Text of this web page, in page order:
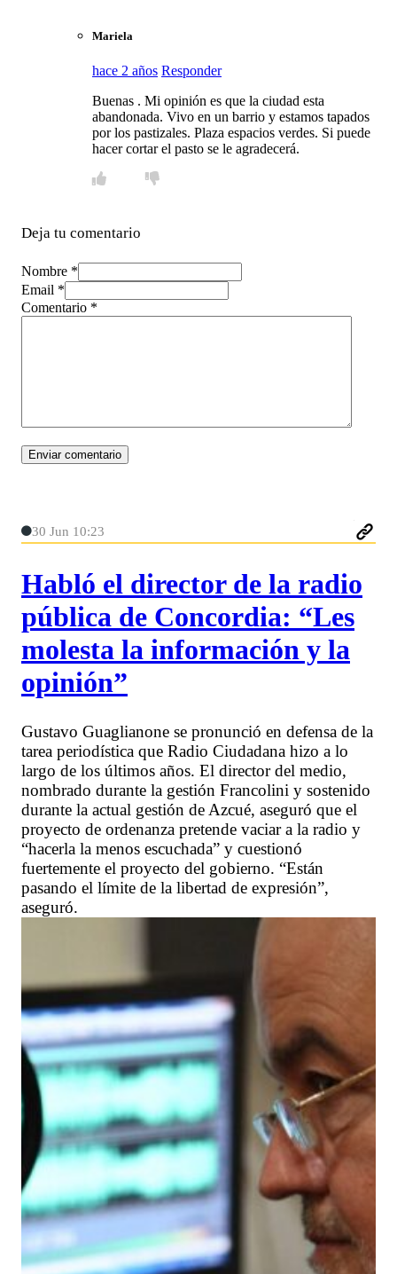
Mariela
hace 2 años Responder
Buenas . Mi opinión es que la ciudad esta
abandonada. Vivo en un barrio y estamos tapados
por los pastizales. Plaza espacios verdes. Si puede
hacer cortar el pasto se le agradecerá.
Deja tu comentario
Nombre *
Email *
Comentario *
30 Jun 10:23
Habló el director de la radio
pública de Concordia: “Les
molesta la información y la
opinión”
Gustavo Guaglianone se pronunció en defensa de la
tarea periodística que Radio Ciudadana hizo a lo
largo de los últimos años. El director del medio,
nombrado durante la gestión Francolini y sostenido
durante la actual gestión de Azcué, aseguró que el
proyecto de ordenanza pretende vaciar a la radio y
“hacerla la menos escuchada” y cuestionó
fuertemente el proyecto del gobierno. “Están
pasando el límite de la libertad de expresión”,
aseguró.